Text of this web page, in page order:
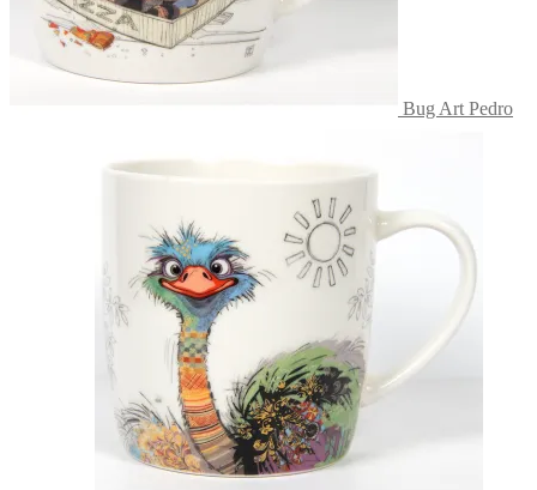
Bug Art Pedro